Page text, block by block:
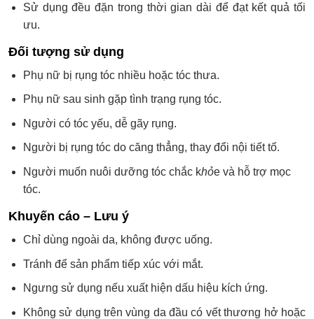
Sử dụng đều đặn trong thời gian dài để đạt kết quả tối
ưu.
Đối tượng sử dụng
Phụ nữ bị rụng tóc nhiều hoặc tóc thưa.
Phụ nữ sau sinh gặp tình trạng rụng tóc.
Người có tóc yếu, dễ gãy rụng.
Người bị rụng tóc do căng thẳng, thay đổi nội tiết tố.
Người muốn nuôi dưỡng tóc chắc khỏe và hỗ trợ mọc
tóc.
Khuyến cáo – Lưu ý
Chỉ dùng ngoài da, không được uống.
Tránh để sản phẩm tiếp xúc với mắt.
Ngưng sử dụng nếu xuất hiện dấu hiệu kích ứng.
Không sử dụng trên vùng da đầu có vết thương hở hoặc